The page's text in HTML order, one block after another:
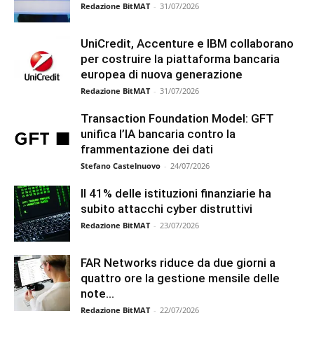
Redazione BitMAT - 31/07/2026
UniCredit, Accenture e IBM collaborano
per costruire la piattaforma bancaria
europea di nuova generazione
Redazione BitMAT - 31/07/2026
Transaction Foundation Model: GFT
unifica l’IA bancaria contro la
frammentazione dei dati
Stefano Castelnuovo - 24/07/2026
Il 41% delle istituzioni finanziarie ha
subito attacchi cyber distruttivi
Redazione BitMAT - 23/07/2026
FAR Networks riduce da due giorni a
quattro ore la gestione mensile delle
note...
Redazione BitMAT - 22/07/2026